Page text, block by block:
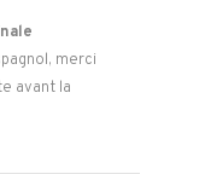
merci
avant la